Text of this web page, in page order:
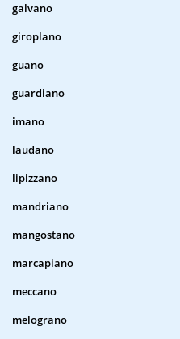
galvano
giroplano
guano
guardiano
imano
laudano
lipizzano
mandriano
mangostano
marcapiano
meccano
melograno